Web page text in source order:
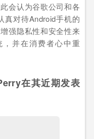
会认为谷歌公司和各
真对待Android手机的
强隐私性和安全性来
，并在消费者心中重
在其近期发表